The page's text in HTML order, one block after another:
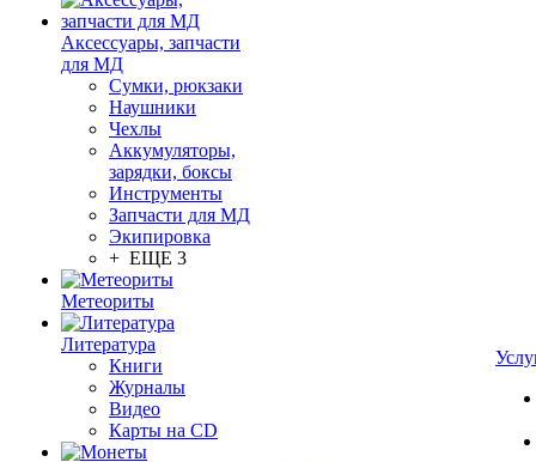
Аксессуары, запчасти
для МД
Сумки, рюкзаки
Наушники
Чехлы
Аккумуляторы,
зарядки, боксы
Инструменты
Запчасти для МД
Экипировка
+ ЕЩЕ 3
Метеориты
Литература
Книги
Журналы
Видео
Карты на CD